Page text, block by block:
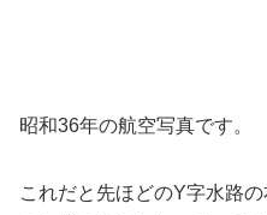
昭和36年の航空写真です。
これだと先ほどのY字水路